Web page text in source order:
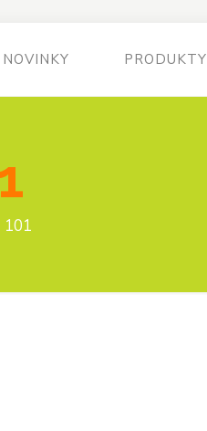
NOVINKY PRODUKTY
101